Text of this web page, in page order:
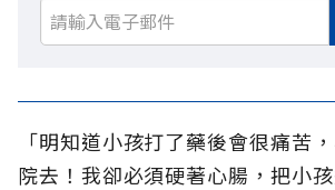
「明知道小孩打了藥後會很痛苦
院去！我卻必須硬著心腸，把小